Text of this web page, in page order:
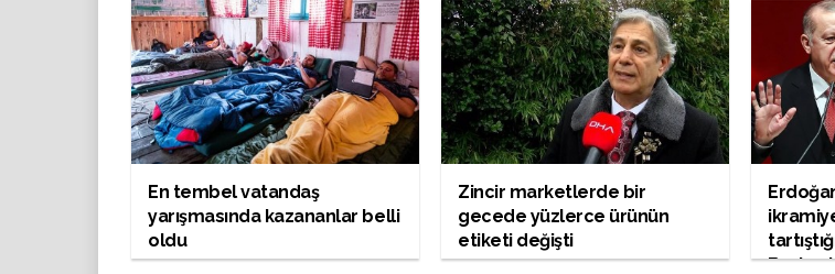
En tembel vatandaş
yarışmasında kazananlar belli
oldu
Zincir marketlerde bir
gecede yüzlerce ürünün
etiketi değişti